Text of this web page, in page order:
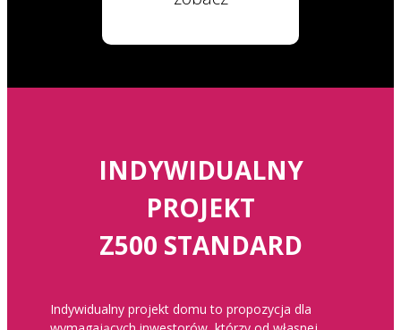
INDYWIDUALNY
PROJEKT
Z500 STANDARD
Indywidualny projekt domu to propozycja dla